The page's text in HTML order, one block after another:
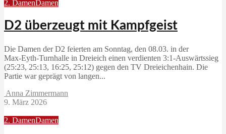
2. DamenDamen
D2 überzeugt mit Kampfgeist
Die Damen der D2 feierten am Sonntag, den 08.03. in der
Max‑Eyth‑Turnhalle in Dreieich einen verdienten 3:1‑Auswärtssieg
(25:23, 25:13, 16:25, 25:12) gegen den TV Dreieichenhain. Die
Partie war geprägt von langen...
Anna Zimmermann
9. März 2026
2. DamenDamen